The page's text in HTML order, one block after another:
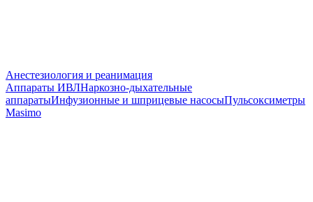
Анестезиология и реанимация
Аппараты ИВЛНаркозно-дыхательные
аппаратыИнфузионные и шприцевые насосыПульсоксиметры
Masimo